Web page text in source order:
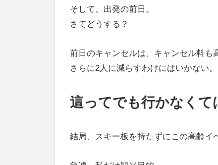
そして、出発の前日。
さてどうする？
前日のキャンセルは、キャンセル料も
さらに2人に減らすわけにはいかない。
這ってでも行かなくて
結局、スキー板を持たずにこの高齢イ